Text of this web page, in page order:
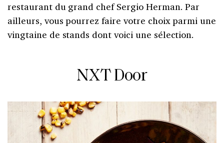
restaurant du grand chef Sergio Herman. Par
ailleurs, vous pourrez faire votre choix parmi une
vingtaine de stands dont voici une sélection.
NXT Door